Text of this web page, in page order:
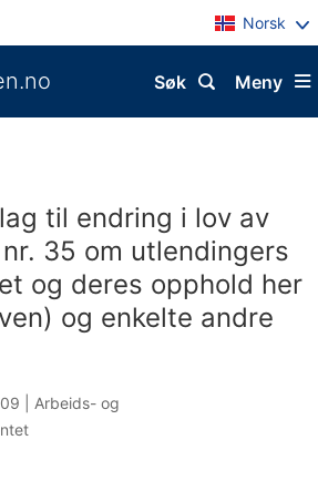
Norsk
Meny
Søk
til endring i lov av
35 om utlendingers
og deres opphold her
og enkelte andre
Arbeids- og